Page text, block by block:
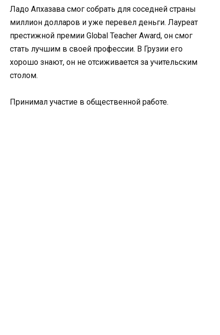
Ладо Апхазава смог собрать для соседней страны
миллион долларов и уже перевел деньги. Лауреат
престижной премии Global Teacher Award, он смог
стать лучшим в своей профессии. В Грузии его
хорошо знают, он не отсиживается за учительским
столом.
Принимал участие в общественной работе.